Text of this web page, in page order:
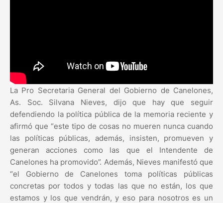
La Pro Secretaria General del Gobierno de Canelones,
As. Soc. Silvana Nieves, dijo que hay que seguir
defendiendo la política pública de la memoria reciente y
afirmó que “este tipo de cosas no mueren nunca cuando
las políticas públicas, además, insisten, promueven y
generan acciones como las que el Intendente de
Canelones ha promovido”. Además, Nieves manifestó que
“el Gobierno de Canelones toma políticas públicas
concretas por todos y todas las que no están, los que
estamos y los que vendrán, y eso para nosotros es un